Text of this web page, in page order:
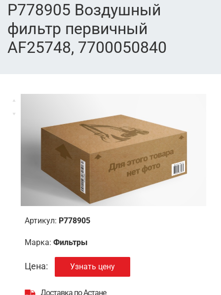
P778905 Воздушный
фильтр первичный
AF25748, 7700050840
Артикул: P778905
Марка: Фильтры
Цена: Узнать цену
Доставка по Астане